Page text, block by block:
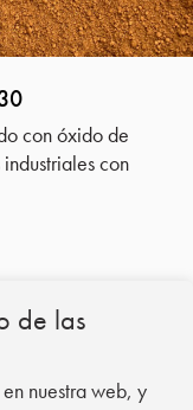
de las
nuestra web, y
con óxido de
con